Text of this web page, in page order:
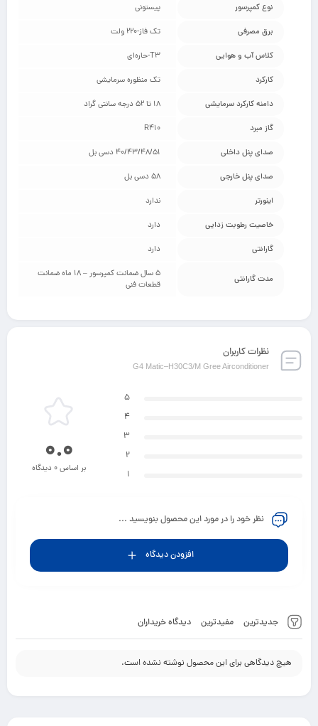
نوع کمپرسور پیستونی
برق مصرفی تک فاز-220 ولت
کلاس آب و هوایی T3-حاره‌ای
کارکرد تک منظوره سرمایشی
دامنه کارکرد سرمایشی 18 تا 52 درجه سانتی گراد
گاز مبرد R410
صدای پنل داخلی 40/43/48/51 دسی بل
صدای پنل خارجی 58 دسی بل
اینورتر ندارد
خاصیت رطوبت زدایی دارد
گارانتی دارد
مدت گارانتی
5 سال ضمانت کمپرسور – 18 ماه ضمانت
قطعات فنی
نظرات کاربران
G4 Matic–H30C3/M Gree Airconditioner
جدیدترین مفیدترین دیدگاه خریداران
هیچ دیدگاهی برای این محصول نوشته نشده است.
5
4
3
2
1
0.0
بر اساس 0 دیدگاه
نظر خود را در مورد این محصول بنویسید ...
افزودن دیدگاه